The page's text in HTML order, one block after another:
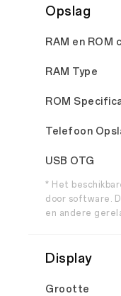
Opslag
RAM en ROM
RAM Type
ROM
Telefoon
USB OTG
* Het
door software.
en andere
Display
Grootte